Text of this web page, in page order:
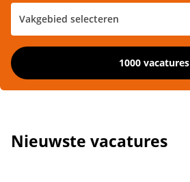
1000 vacatures
Nieuwste vacatures